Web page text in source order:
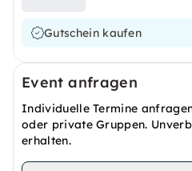
Gutschein kaufen
Event anfragen
Individuelle Termine
oder private Gruppen.
erhalten.